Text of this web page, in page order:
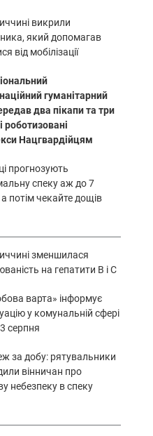
викрили
який допомагав
від мобілізації
гуманітарний
два пікапи та три
роботизовані
Нацгвардійцям
прогнозують
спеку аж до 7
потім чекайте дощів
зменшилася
на гепатити В і С
варта» інформує
у комунальній сфері
серпня
за добу: рятувальники
вінничан про
небезпеку в спеку